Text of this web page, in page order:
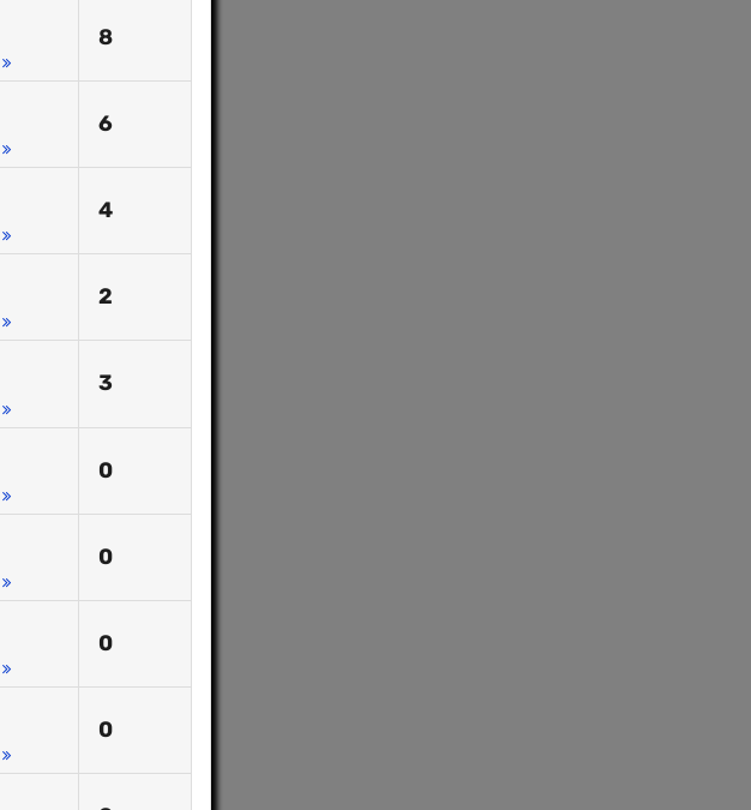
8
6
4
2
3
0
0
0
0